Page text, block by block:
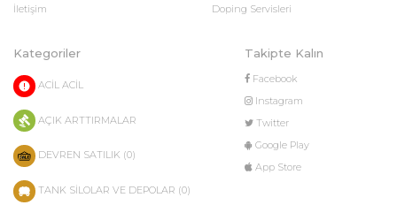
İletişim
Doping Servisleri
Kategoriler
ACİL ACİL
AÇIK ARTTIRMALAR
DEVREN SATILIK (0)
TANK SİLOLAR VE DEPOLAR (0)
Takipte Kalın
Facebook
Instagram
Twitter
Google Play
App Store